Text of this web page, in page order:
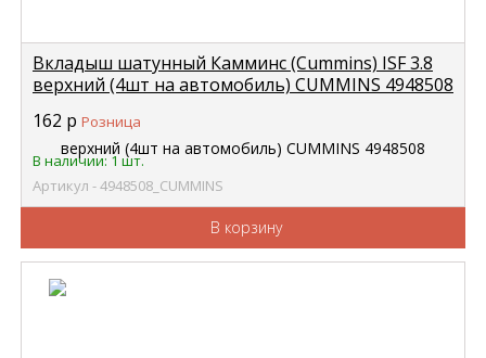
Вкладыш шатунный Камминс (Cummins) ISF 3.8
верхний (4шт на автомобиль) CUMMINS 4948508
162 р Розница
В наличии: 1 шт.
Артикул - 4948508_CUMMINS
В корзину